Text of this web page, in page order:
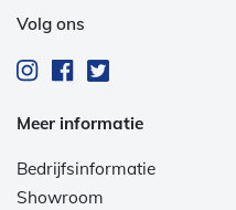
Volg ons
Meer informatie
Bedrijfsinformatie
Showroom